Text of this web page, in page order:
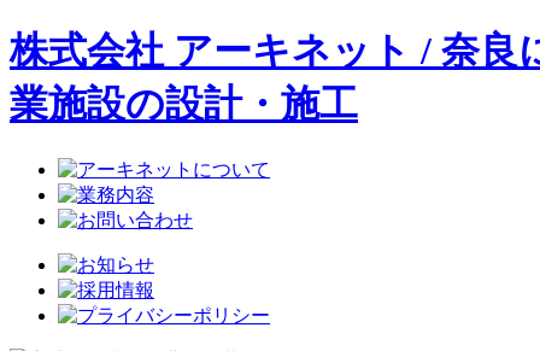
株式会社 アーキネット / 奈
業施設の設計・施工